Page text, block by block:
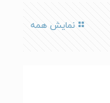
نمایش همه